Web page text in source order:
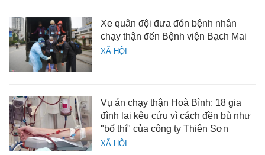
XÃ HỘI
Xe quân đội đưa đón bệnh nhân
chạy thận đến Bệnh viện Bạch Mai
XÃ HỘI
Vụ án chạy thận Hoà Bình: 18 gia
đình lại kêu cứu vì cách đền bù như
"bố thí" của công ty Thiên Sơn